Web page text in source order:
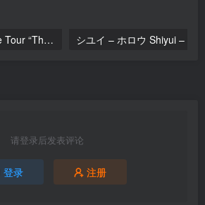
TrySail Second Live Tour “The Travels Of Trysail” 2018 1080p Hi10P flac《BDrip MKV 20.7G》
请登录后发表评论
登录 注册